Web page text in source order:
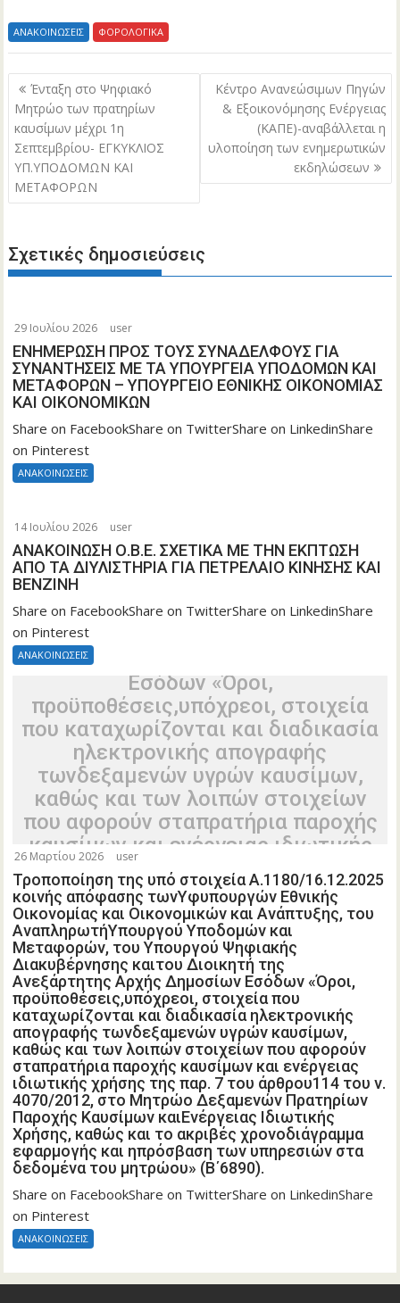
ΑΝΑΚΟΙΝΩΣΕΙΣ ΦΟΡΟΛΟΓΙΚΑ
Πλοήγηση
άρθρων
Ένταξη στο Ψηφιακό
Μητρώο των πρατηρίων
καυσίμων μέχρι 1η
Σεπτεμβρίου- ΕΓΚΥΚΛΙΟΣ
ΥΠ.ΥΠΟΔΟΜΩΝ ΚΑΙ
ΜΕΤΑΦΟΡΩΝ
Κέντρο Ανανεώσιμων Πηγών
& Εξοικονόμησης Ενέργειας
(ΚΑΠΕ)-αναβάλλεται η
υλοποίηση των ενημερωτικών
εκδηλώσεων
Σχετικές δημοσιεύσεις
29 Ιουλίου 2026 user
ΕΝΗΜΕΡΩΣΗ ΠΡΟΣ ΤΟΥΣ ΣΥΝΑΔΕΛΦΟΥΣ ΓΙΑ
ΣΥΝΑΝΤΗΣΕΙΣ ΜΕ ΤΑ ΥΠΟΥΡΓΕΙΑ ΥΠΟΔΟΜΩΝ ΚΑΙ
ΜΕΤΑΦΟΡΩΝ – ΥΠΟΥΡΓΕΙΟ ΕΘΝΙΚΗΣ ΟΙΚΟΝΟΜΙΑΣ
ΚΑΙ ΟΙΚΟΝΟΜΙΚΩΝ
Share on FacebookShare on TwitterShare on LinkedinShare
on Pinterest
ΑΝΑΚΟΙΝΩΣΕΙΣ
14 Ιουλίου 2026 user
ΑΝΑΚΟΙΝΩΣΗ Ο.Β.Ε. ΣΧΕΤΙΚΑ ΜΕ ΤΗΝ ΕΚΠΤΩΣΗ
ΑΠΟ ΤΑ ΔΙΥΛΙΣΤΗΡΙΑ ΓΙΑ ΠΕΤΡΕΛΑΙΟ ΚΙΝΗΣΗΣ ΚΑΙ
ΒΕΝΖΙΝΗ
Share on FacebookShare on TwitterShare on LinkedinShare
on Pinterest
ΑΝΑΚΟΙΝΩΣΕΙΣ
Α.1180/16.12.2025 κοινής απόφασης
τωνΥφυπουργών Εθνικής Οικονομίας
και Οικονομικών και Ανάπτυξης, του
ΑναπληρωτήΥπουργού Υποδομών και
Μεταφορών, του Υπουργού Ψηφιακής
Διακυβέρνησης καιτου Διοικητή της
Ανεξάρτητης Αρχής Δημοσίων
Εσόδων «Όροι,
προϋποθέσεις,υπόχρεοι, στοιχεία
που καταχωρίζονται και διαδικασία
ηλεκτρονικής απογραφής
τωνδεξαμενών υγρών καυσίμων,
καθώς και των λοιπών στοιχείων
που αφορούν σταπρατήρια παροχής
καυσίμων και ενέργειας ιδιωτικής
χρήσης της παρ. 7 του άρθρου114
του ν. 4070/2012, στο Μητρώο
Δεξαμενών Πρατηρίων Παροχής
Καυσίμων καιΕνέργειας Ιδιωτικής
Χρήσης, καθώς και το ακριβές
χρονοδιάγραμμα εφαρμογής και
ηπρόσβαση των υπηρεσιών στα
δεδομένα του μητρώου» (Β΄6890).
26 Μαρτίου 2026 user
Τροποποίηση της υπό στοιχεία Α.1180/16.12.2025
κοινής απόφασης τωνΥφυπουργών Εθνικής
Οικονομίας και Οικονομικών και Ανάπτυξης, του
ΑναπληρωτήΥπουργού Υποδομών και
Μεταφορών, του Υπουργού Ψηφιακής
Διακυβέρνησης καιτου Διοικητή της
Ανεξάρτητης Αρχής Δημοσίων Εσόδων «Όροι,
προϋποθέσεις,υπόχρεοι, στοιχεία που
καταχωρίζονται και διαδικασία ηλεκτρονικής
απογραφής τωνδεξαμενών υγρών καυσίμων,
καθώς και των λοιπών στοιχείων που αφορούν
σταπρατήρια παροχής καυσίμων και ενέργειας
ιδιωτικής χρήσης της παρ. 7 του άρθρου114 του ν.
4070/2012, στο Μητρώο Δεξαμενών Πρατηρίων
Παροχής Καυσίμων καιΕνέργειας Ιδιωτικής
Χρήσης, καθώς και το ακριβές χρονοδιάγραμμα
εφαρμογής και ηπρόσβαση των υπηρεσιών στα
δεδομένα του μητρώου» (Β΄6890).
Share on FacebookShare on TwitterShare on LinkedinShare
on Pinterest
ΑΝΑΚΟΙΝΩΣΕΙΣ